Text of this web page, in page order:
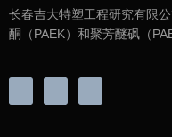
长春吉大特塑工程研究有限
酮（PAEK）和聚芳醚砜（